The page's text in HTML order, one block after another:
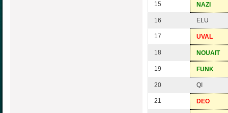
15 NAZI
16 ELU
17 UVAL
18 NOUAIT
19 FUNK
20 QI
21 DEO